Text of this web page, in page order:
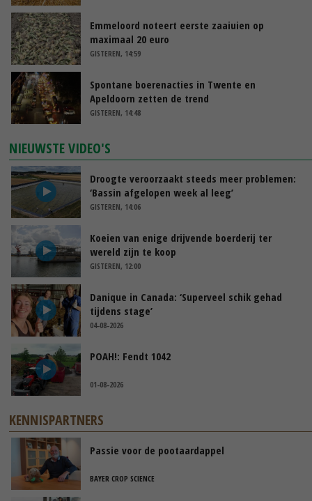
Emmeloord noteert eerste zaaiuien op
maximaal 20 euro
GISTEREN, 14:59
Spontane boerenacties in Twente en
Apeldoorn zetten de trend
GISTEREN, 14:48
NIEUWSTE VIDEO'S
Droogte veroorzaakt steeds meer problemen:
‘Bassin afgelopen week al leeg’
GISTEREN, 14:06
Koeien van enige drijvende boerderij ter
wereld zijn te koop
GISTEREN, 12:00
Danique in Canada: ‘Superveel schik gehad
tijdens stage’
04-08-2026
POAH!: Fendt 1042
01-08-2026
KENNISPARTNERS
Passie voor de pootaardappel
BAYER CROP SCIENCE